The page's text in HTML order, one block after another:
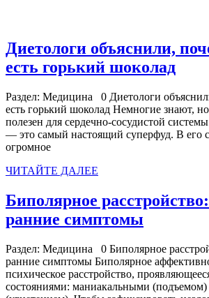
Диетологи объяснили,
есть горький шоколад
есть
Раздел: Медицина 0 Диетологи
есть горький шоколад Немногие знают,
полезен для сердечно-сосудистой
— это самый настоящий суперфуд. В его
огромное
ЧИТАЙТЕ ДАЛЕЕ
Биполярное
ранние симптомы
названы
ранние
Раздел: Медицина 0 Биполярное
ранние симптомы Биполярное
психическое расстройство,
состояниями: маниакальными